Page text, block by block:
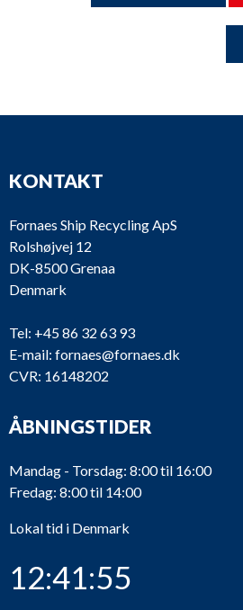
KONTAKT
Fornaes Ship Recycling ApS
Rolshøjvej 12
DK-8500 Grenaa
Denmark
Tel: +45 86 32 63 93
E-mail: fornaes@fornaes.dk
CVR: 16148202
ÅBNINGSTIDER
Mandag - Torsdag: 8:00 til 16:00
Fredag: 8:00 til 14:00
Lokal tid i Denmark
12:41:55